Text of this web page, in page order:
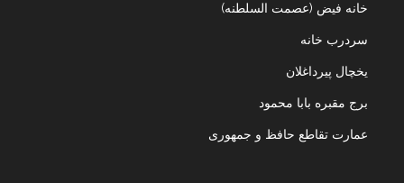
خانه فیض (عصمت السلطنه)
سردرب خانه
یخچال پیرداغلان
برج مقبره بابا محمود
عمارت تقاطع حافظ و جمهوری